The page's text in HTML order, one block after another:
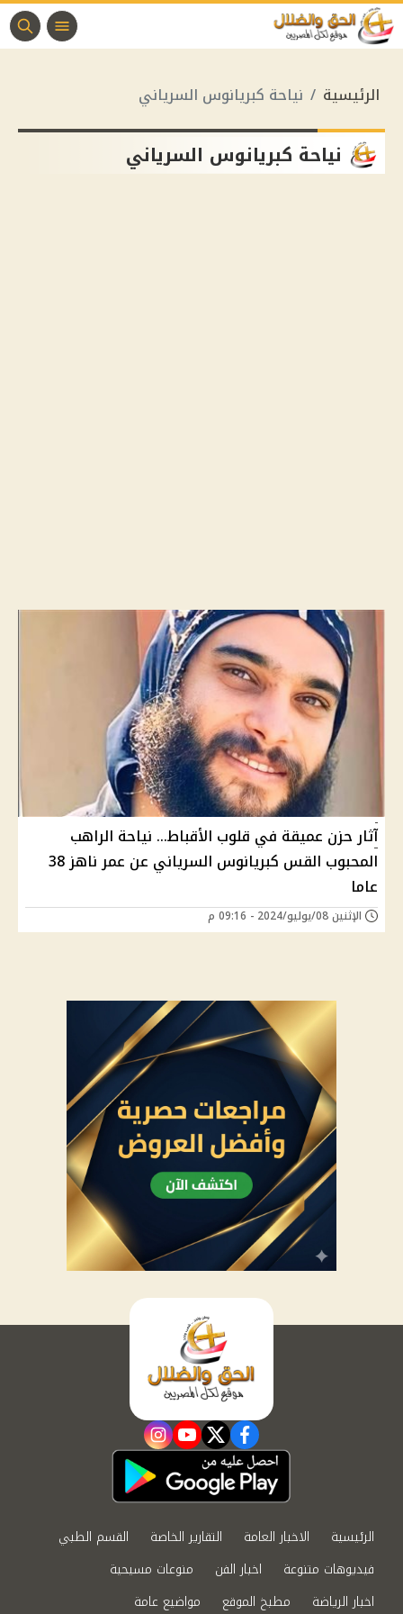
الرئيسية نياحة كبريانوس السرياني
نياحة كبريانوس السرياني
آثار حزن عميقة في قلوب الأقباط... نياحة الراهب
المحبوب القس كبريانوس السرياني عن عمر ناهز 38
عاما
الإثنين 08/يوليو/2024 - 09:16 م
facebook
twitter
youtube
instagram
الرئيسية الاخبار العامة التقارير الخاصة
القسم الطبي
فيديوهات متنوعة
اخبار الفن
منوعات مسيحية
اخبار الرياضة
مطبخ الموقع مواضيع عامة